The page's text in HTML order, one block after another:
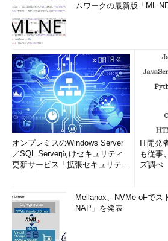
ムワークの最新版「
オンプレミスのWindows Server
／SQL Server向けセキュリティ
更新サービス「拡張セキュリティ
IT開発
も従事
ズ調べ
Mellanox、NVMe-oFでス
NAP」を発表